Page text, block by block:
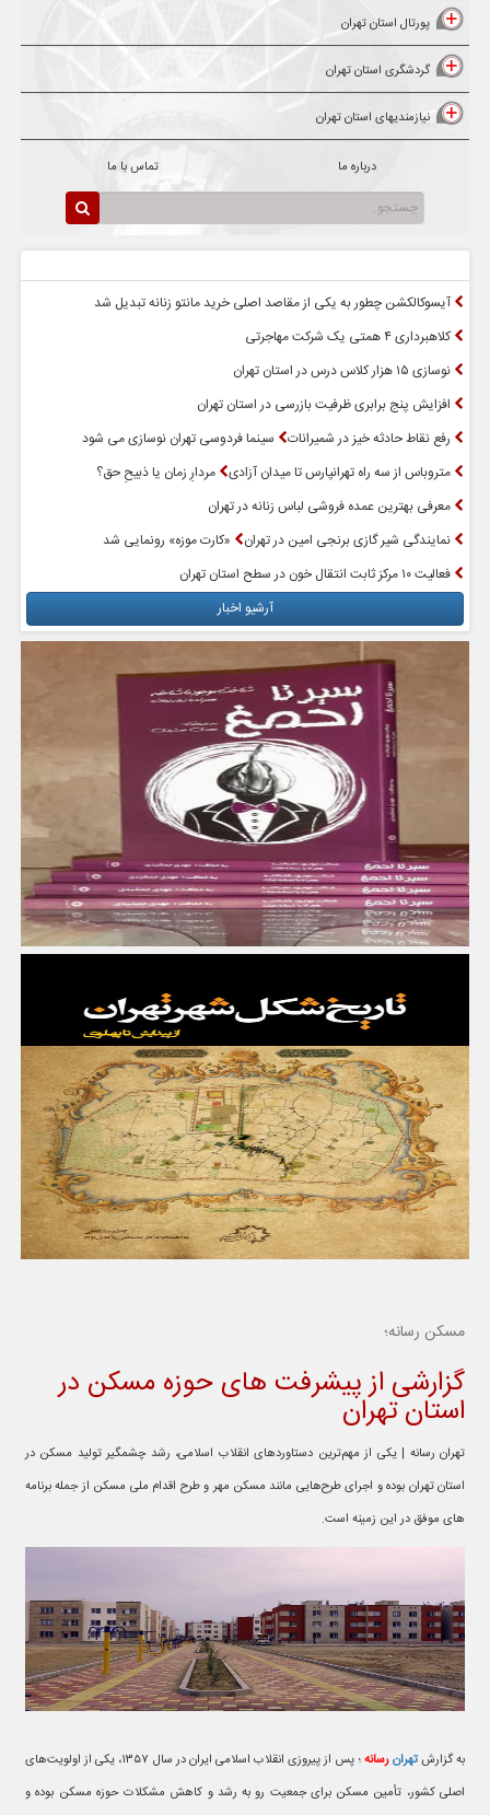
پورتال استان تهران
گردشگری استان تهران
نیازمندیهای استان تهران
درباره ما تماس با ما
آیسوکالکشن چطور به یکی از مقاصد اصلی خرید مانتو زنانه تبدیل شد
کلاهبرداری ۴ همتی یک شرکت مهاجرتی
نوسازی ۱۵ هزار کلاس درس در استان تهران
افزایش پنج برابری ظرفیت بازرسی در استان تهران
رفع نقاط حادثه خیز در شمیرانات
سینما فردوسی تهران نوسازی می شود
متروباس از سه راه تهرانپارس تا میدان آزادی مردارِ زمان یا ذبیحِ حق؟
معرفی بهترین عمده فروشی لباس زنانه در تهران
نمایندگی شیر گازی برنجی امین در تهران
«کارت موزه» رونمایی شد
فعالیت ۱۰ مرکز ثابت انتقال خون در سطح استان تهران
آرشیو اخبار
مسکن رسانه؛
گزارشی از پیشرفت های حوزه مسکن در
استان تهران
تهران رسانه | یکی از مهم‌ترین دستاوردهای انقلاب اسلامی، رشد چشمگیر تولید مسکن در
استان تهران بوده و اجرای طرح‌هایی مانند مسکن مهر و طرح اقدام ملی مسکن از جمله برنامه
های موفق در این زمینه است.
به گزارشتهرانرسانه
؛ پس از پیروزی انقلاب اسلامی ایران در سال ۱۳۵۷، یکی از اولویت‌های
اصلی کشور، تأمین مسکن برای جمعیت رو به رشد و کاهش مشکلات حوزه مسکن بوده و